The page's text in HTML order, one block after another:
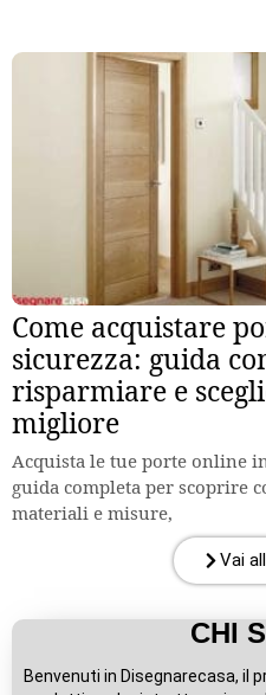
Come acquistare
sicurezza: guida
risparmiare e
migliore
Acquista le tue porte online
guida completa per scoprire
materiali e misure,
Vai
CHI
Benvenuti in Disegnarecasa, il